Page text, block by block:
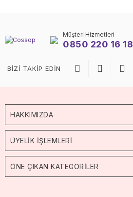
Müşteri Hizmetleri
0850 220 16 18
BİZİ TAKİP EDİN
HAKKIMIZDA
ÜYELİK İŞLEMLERİ
ÖNE ÇIKAN KATEGORİLER